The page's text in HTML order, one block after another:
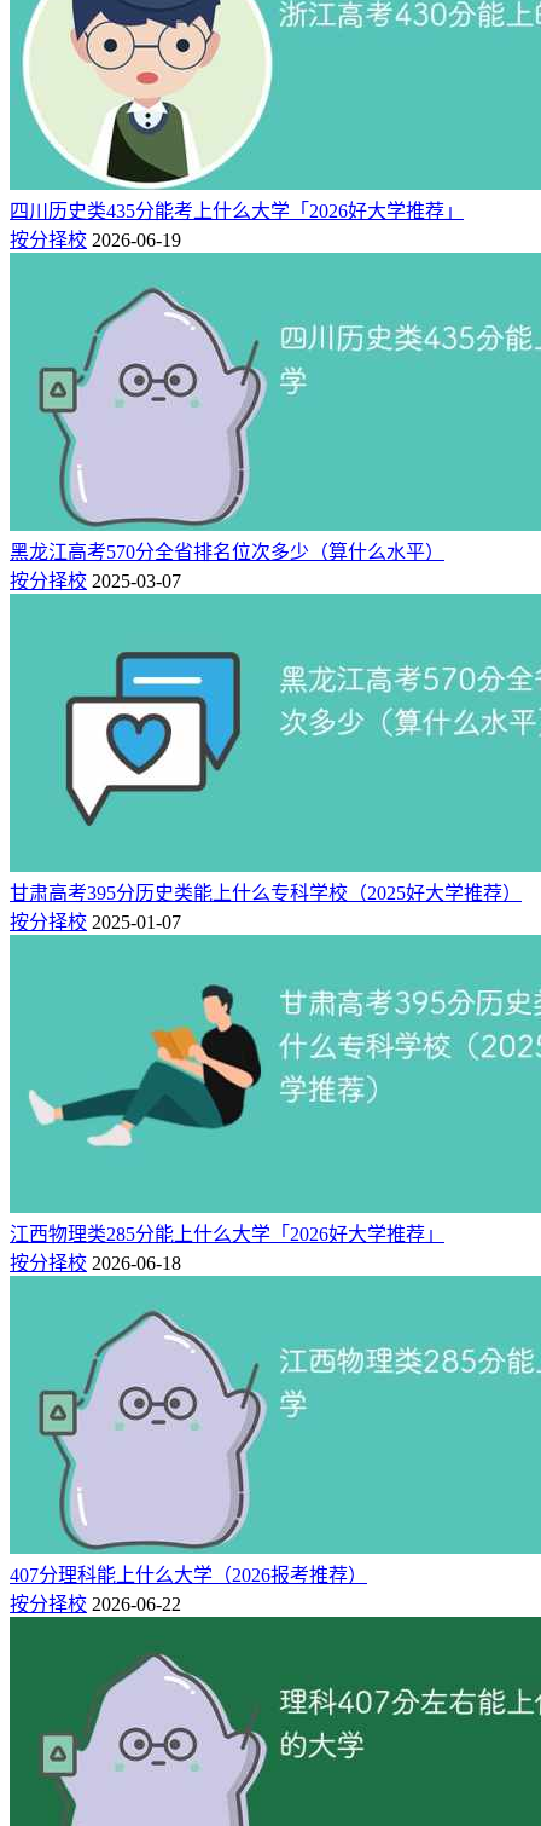
四川历史类435分能考上什么大学「2026好大学推荐」
按分择校 2026-06-19
黑龙江高考570分全省排名位次多少（算什么水平）
按分择校 2025-03-07
甘肃高考395分历史类能上什么专科学校（2025好大学推荐）
按分择校 2025-01-07
江西物理类285分能上什么大学「2026好大学推荐」
按分择校 2026-06-18
407分理科能上什么大学（2026报考推荐）
按分择校 2026-06-22